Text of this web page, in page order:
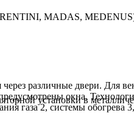
MADAS,
установки в
через различные двери. Для
окна.
газа 2, системы обогрева